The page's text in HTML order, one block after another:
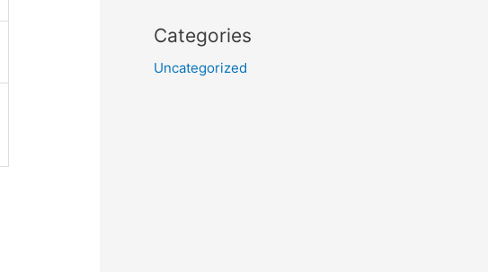
Categories
Uncategorized